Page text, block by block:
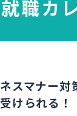
就職カ
スマナー対
けられる！